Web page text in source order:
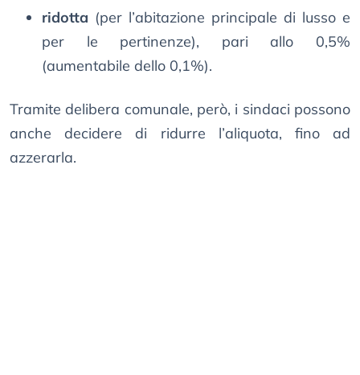
ridotta (per l’abitazione principale di lusso e
per le pertinenze), pari allo 0,5%
(aumentabile dello 0,1%).
Tramite delibera comunale, però, i sindaci possono
anche decidere di ridurre l’aliquota, fino ad
azzerarla.